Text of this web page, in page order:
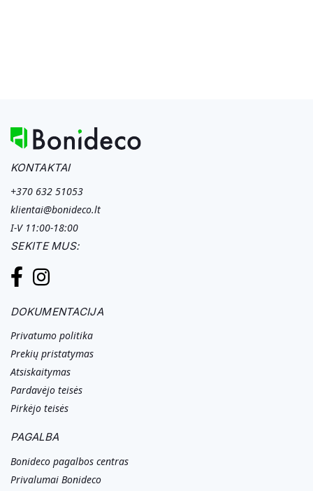
KONTAKTAI
+370 632 51053
klientai@bonideco.lt
I-V 11:00-18:00
SEKITE MUS:
DOKUMENTACIJA
Privatumo politika
Prekių pristatymas
Atsiskaitymas
Pardavėjo teisės
Pirkėjo teisės
PAGALBA
Bonideco pagalbos centras
Privalumai Bonideco